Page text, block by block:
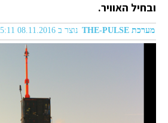
ובחיל האוויר.
מערכת THE-PULSE נוצר ב 08.11.2016 05:11